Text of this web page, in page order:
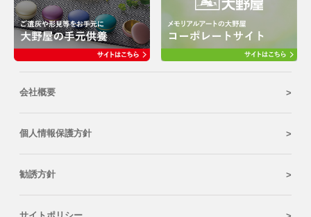
会社概要
個人情報保護方針
勧誘方針